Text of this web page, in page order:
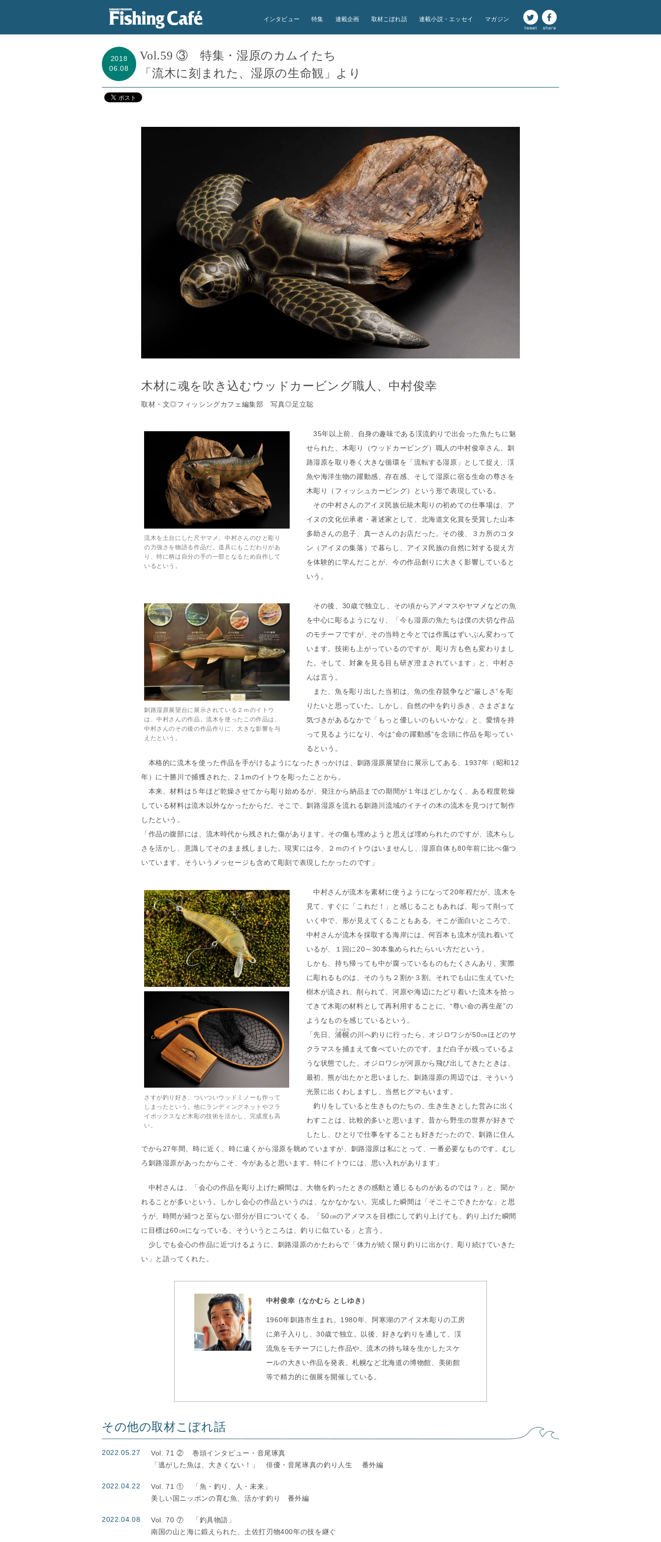
インタビュー 特集 連載企画 取材こぼれ話 連載小説・エッセイ マガジン
2018
06.08
Vol.59 ③ 特集・湿原のカムイたち
「流木に刻まれた、湿原の生命観」より
木材に魂を吹き込むウッドカービング職人、中村俊幸
取材・文◎フィッシングカフェ編集部 写真◎足立聡
流木を土台にした尺ヤマメ。中村さんのひと彫り
の力強さを物語る作品だ。道具にもこだわりがあ
り、特に柄は自分の手の一部となるため自作して
いるという。
35年以上前、自身の趣味である渓流釣りで出会った魚たちに魅
せられた、木彫り（ウッドカービング）職人の中村俊幸さん。釧
路湿原を取り巻く大きな循環を「流転する湿原」として捉え、渓
魚や海洋生物の躍動感、存在感、そして湿原に宿る生命の尊さを
木彫り（フィッシュカービング）という形で表現している。
その中村さんのアイヌ民族伝統木彫りの初めての仕事場は、ア
イヌの文化伝承者・著述家として、北海道文化賞を受賞した山本
多助さんの息子、真一さんのお店だった。その後、３カ所のコタ
ン（アイヌの集落）で暮らし、アイヌ民族の自然に対する捉え方
を体験的に学んだことが、今の作品創りに大きく影響していると
いう。
釧路湿原展望台に展示されている２ｍのイトウ
は、中村さんの作品。流木を使ったこの作品は、
中村さんのその後の作品作りに、大きな影響を与
えたという。
その後、30歳で独立し、その頃からアメマスやヤマメなどの魚
を中心に彫るようになり、「今も湿原の魚たちは僕の大切な作品
のモチーフですが、その当時と今とでは作風はずいぶん変わって
います。技術も上がっているのですが、彫り方も色も変わりまし
た。そして、対象を見る目も研ぎ澄まされています」と、中村さ
んは言う。
また、魚を彫り出した当初は、魚の生存競争など“厳しさ”を彫
りたいと思っていた。しかし、自然の中を釣り歩き、さまざまな
気づきがあるなかで「もっと優しいのもいいかな」と、愛情を持
って見るようになり、今は“命の躍動感”を念頭に作品を彫ってい
るという。
本格的に流木を使った作品を手がけるようになったきっかけは、釧路湿原展望台に展示してある、1937年（昭和12
年）に十勝川で捕獲された、2.1mのイトウを彫ったことから。
本来、材料は５年ほど乾燥させてから彫り始めるが、発注から納品までの期間が１年ほどしかなく、ある程度乾燥
している材料は流木以外なかったからだ。そこで、釧路湿原を流れる釧路川流域のイチイの木の流木を見つけて制作
したという。
「作品の腹部には、流木時代から残された傷があります。その傷も埋めようと思えば埋められたのですが、流木らし
さを活かし、意識してそのまま残しました。現実には今、２ｍのイトウはいませんし、湿原自体も80年前に比べ傷つ
いています。そういうメッセージも含めて彫刻で表現したかったのです」
さすが釣り好き、ついついウッドミノーも作って
しまったという。他にランディングネットやフラ
イボックスなど木彫の技術を活かし、完成度も高
い。
中村さんが流木を素材に使うようになって20年程だが、流木を
見て、すぐに「これだ！」と感じることもあれば、彫って削って
いく中で、形が見えてくることもある。そこが面白いところで、
中村さんが流木を採取する海岸には、何百本も流木が流れ着いて
いるが、１回に20～30本集められたらいい方だという。
しかも、持ち帰っても中が腐っているものもたくさんあり、実際
に彫れるものは、そのうち２割か３割。それでも山に生えていた
樹木が流され、削られて、河原や海辺にたどり着いた流木を拾っ
てきて木彫の材料として再利用することに、“尊い命の再生産”の
ようなものを感じているという。
「先日、浦幌
うらほろ
の川へ釣りに行ったら、オジロワシが50㎝ほどのサ
クラマスを捕まえて食べていたのです。まだ白子が残っているよ
うな状態でした。オジロワシが河原から飛び出してきたときは、
最初、熊が出たかと思いました。釧路湿原の周辺では、そういう
光景に出くわしますし、当然ヒグマもいます。
釣りをしていると生きものたちの、生き生きとした営みに出く
わすことは、比較的多いと思います。昔から野生の世界が好きで
したし、ひとりで仕事をすることも好きだったので、釧路に住ん
でから27年間、時に近く、時に遠くから湿原を眺めていますが、釧路湿原は私にとって、一番必要なものです。むし
ろ釧路湿原があったからこそ、今があると思います。特にイトウには、思い入れがあります」
中村さんは、「会心の作品を彫り上げた瞬間は、大物を釣ったときの感動と通じるものがあるのでは？」と、聞か
れることが多いという。しかし会心の作品というのは、なかなかない。完成した瞬間は「そこそこできたかな」と思
うが、時間が経つと至らない部分が目についてくる。「50㎝のアメマスを目標にして釣り上げても、釣り上げた瞬間
に目標は60㎝になっている。そういうところは、釣りに似ている」と言う。
少しでも会心の作品に近づけるように、釧路湿原のかたわらで「体力が続く限り釣りに出かけ、彫り続けていきた
い」と語ってくれた。
中村俊幸（なかむら としゆき）
1960年釧路市生まれ。1980年、阿寒湖のアイヌ木彫りの工房
に弟子入りし、30歳で独立。以後、好きな釣りを通して、渓
流魚をモチーフにした作品や、流木の持ち味を生かしたスケ
ールの大きい作品を発表。札幌など北海道の博物館、美術館
等で精力的に個展を開催している。
その他の取材こぼれ話
2022.05.27 Vol. 71 ②
巻頭インタビュー・音尾琢真
「逃がした魚は、大きくない！」 俳優・音尾琢真の釣り人生 番外編
2022.04.22 Vol. 71 ①
「魚・釣り、人・未来」
美しい国ニッポンの育む魚、活かす釣り 番外編
2022.04.08 Vol. 70 ⑦
「釣具物語」
南国の山と海に鍛えられた、土佐打刃物400年の技を継ぐ